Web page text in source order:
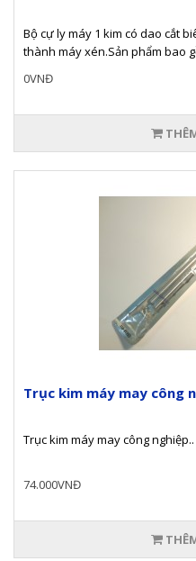
Bộ cự ly máy 1 kim có dao cắt
thành máy xén.Sản phẩm bao
0VNĐ
Trục kim máy may công
Trục kim máy may công nghiệp..
74.000VNĐ